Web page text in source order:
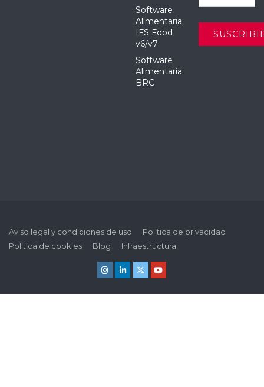
Software
Alimentaria:
IFS Food
v6/v7
Software
Alimentaria:
BRC
Aviso legal y condiciones de uso
Política de privacidad
Política de cookies
Blog Infraestructura